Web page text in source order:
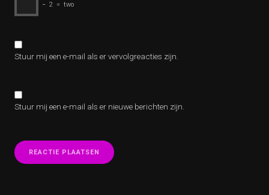
− 2 = two
Stuur mij een e-mail als er vervolgreacties zijn.
Stuur mij een e-mail als er nieuwe berichten zijn.